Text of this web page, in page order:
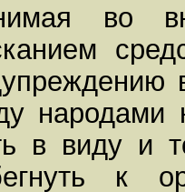
во
народами
в виду и
к